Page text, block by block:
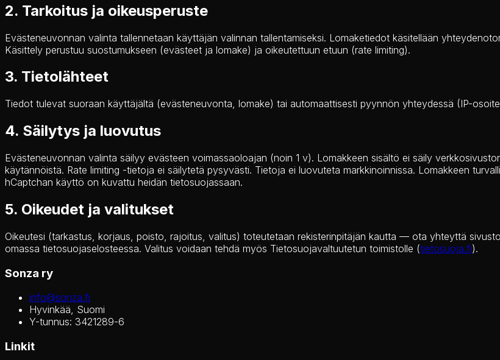
2. Tarkoitus ja oikeusperuste
Evästeneuvonnan valinta tallennetaan käyttäjän valinnan tallentamiseksi. Lomaketiedot käsitellään
Käsittely perustuu suostumukseen (evästeet ja lomake) ja oikeutettuun etuun (rate limiting).
3. Tietolähteet
Tiedot tulevat suoraan käyttäjältä (evästeneuvonta, lomake) tai automaattisesti pyynnön yhteydessä (IP-
4. Säilytys ja luovutus
Evästeneuvonnan valinta säilyy evästeen voimassaoloajan (noin 1 v). Lomakkeen sisältö ei säily
käytännöistä. Rate limiting -tietoja ei säilytetä pysyvästi. Tietoja ei luovuteta markkinoinnissa. Lomakkeen
hCaptchan käyttö on kuvattu heidän tietosuojassaan.
5. Oikeudet ja valitukset
Oikeutesi (tarkastus, korjaus, poisto, rajoitus, valitus) toteutetaan rekisterinpitäjän kautta — ota yhteyttä
omassa tietosuojaselosteessa. Valitus voidaan tehdä myös Tietosuojavaltuutetun toimistolle (tietosuoja.fi).
Sonza ry
info@sonza.fi
Hyvinkää, Suomi
Y-tunnus: 3421289-6
Linkit